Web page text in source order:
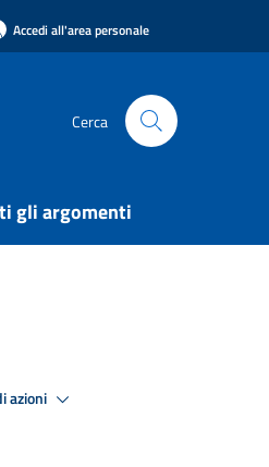
Accedi all'area personale
Cerca
gli argomenti
azioni